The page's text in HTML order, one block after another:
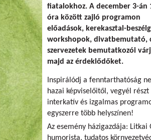
fiatalokhoz. A december 3-án
óra között zajló programon
előadások, kerekasztal-
workshopok, divatbemutató,
szervezetek bemutatkozói
majd az érdeklődőket.
Inspirálódj a fenntarthatóság
hazai képviselőitől, vegyél részt
interkatív és izgalmas
egyszerre több helyszínen!
Az esemény házigazdája: Litkai
humorista, tudatos